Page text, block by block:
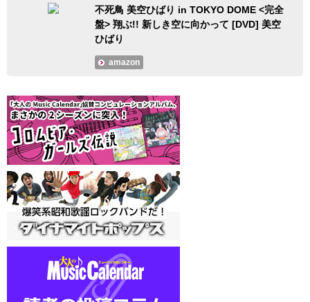
不死鳥 美空ひばり in TOKYO DOME <完全
盤> 翔ぶ!! 新しき空に向かって [DVD] 美空
ひばり
amazon